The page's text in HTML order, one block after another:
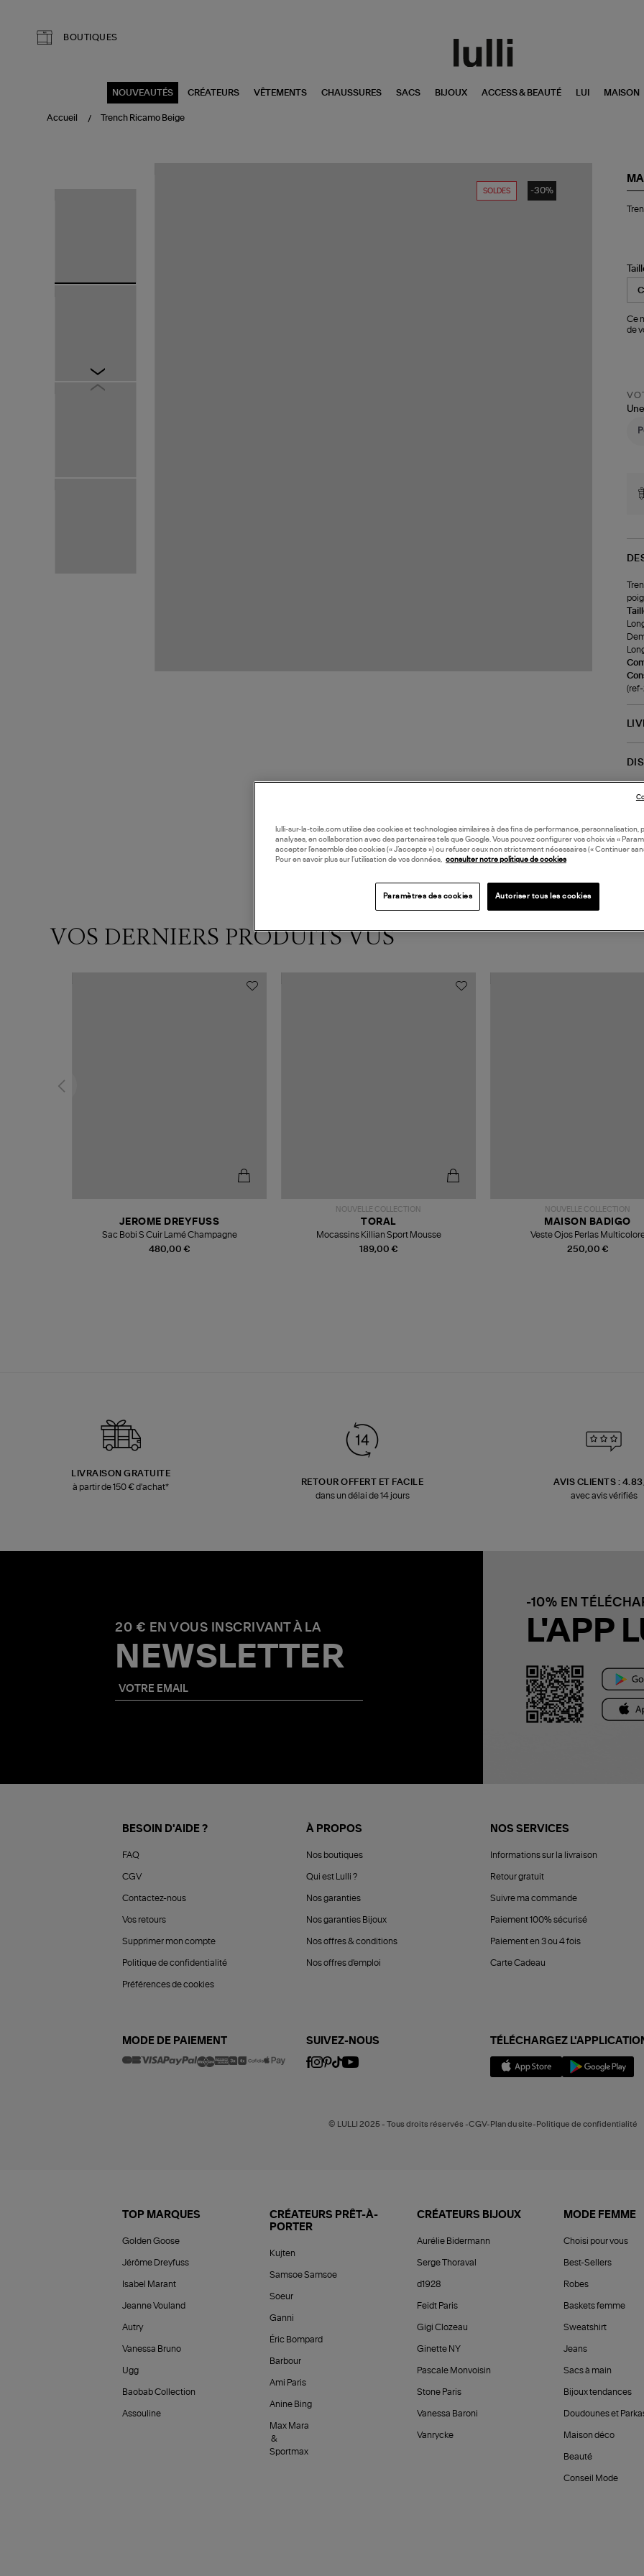
BOUTIQUES
NOUVEAUTÉS CRÉATEURS VÊTEMENTS CHAUSSURES SACS BIJOUX ACCESS & BEAUTÉ LUI MAISON
Accueil Trench Ricamo Beige
SOLDES -30%
Ce
de
(ref-
VOS DERNIERS PRODUITS VUS
480,00 €
JEROME DREYFUSS
Sac Bobi S Cuir Lamé Champagne
NOUVELLE COLLECTION
189,00 €
TORAL
Mocassins Killian Sport Mousse
NOUVELLE COLLECTION
250,00 €
MAISON BADIGO
Veste Ojos Perlas
LIVRAISON GRATUITE
à partir de 150 € d'achat*
RETOUR OFFERT ET FACILE
dans un délai de 14 jours
AVIS CLIENTS :
avec avis vérifiés
20 € EN VOUS INSCRIVANT À LA
NEWSLETTER
-10% EN
L'APP
BESOIN D'AIDE ?
FAQ
CGV
Contactez-nous
Vos retours
Supprimer mon compte
Politique de confidentialité
Préférences de cookies
À PROPOS
Nos boutiques
Qui est Lulli ?
Nos garanties
Nos garanties Bijoux
Nos offres & conditions
Nos offres d'emploi
NOS SERVICES
Informations sur la livraison
Retour gratuit
Suivre ma commande
Paiement 100% sécurisé
Paiement en 3 ou 4 fois
Carte Cadeau
MODE DE PAIEMENT SUIVEZ-NOUS TÉLÉCHARGEZ
© LULLI 2025 - Tous droits réservés -CGV-Plan du site-Politique de confidentialité
TOP MARQUES
Golden Goose
Jérôme Dreyfuss
Isabel Marant
Jeanne Vouland
Autry
Vanessa Bruno
Ugg
Baobab Collection
Assouline
CRÉATEURS PRÊT-À-
PORTER
Kujten
Samsoe Samsoe
Soeur
Ganni
Éric Bompard
Barbour
Ami Paris
Anine Bing
Max Mara
&
Sportmax
CRÉATEURS BIJOUX
Aurélie Bidermann
Serge Thoraval
d1928
Feidt Paris
Gigi Clozeau
Ginette NY
Pascale Monvoisin
Stone Paris
Vanessa Baroni
Vanrycke
MODE FEMME
Choisi pour vous
Best-Sellers
Robes
Baskets femme
Sweatshirt
Jeans
Sacs à main
Bijoux tendances
Doudounes et
Maison déco
Beauté
Conseil Mode
lulli-sur-la-toile.com utilise des cookies et technologies similaires à des fins de performance, personnalisation,
analyses, en collaboration avec des partenaires tels que Google. Vous pouvez configurer vos choix via «
accepter l’ensemble des cookies (« J’accepte ») ou refuser ceux non strictement nécessaires (« Continuer
Pour en savoir plus sur l’utilisation de vos données, consulter notre politique de cookies
Paramètres des cookies Autoriser tous les cookies